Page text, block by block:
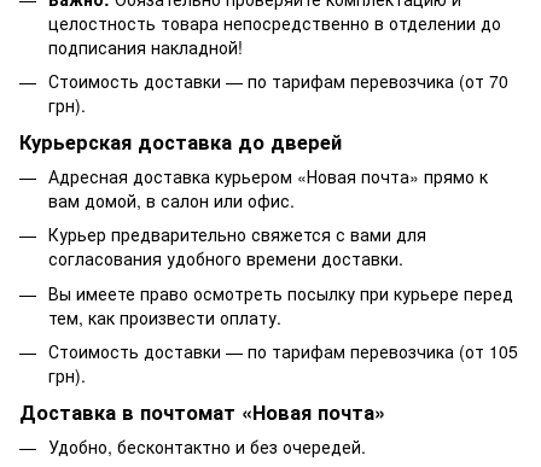
целостность товара непосредственно в отделении до
подписания накладной!
Стоимость доставки — по тарифам перевозчика (от 70
грн).
Курьерская доставка до дверей
Адресная доставка курьером «Новая почта» прямо к
вам домой, в салон или офис.
Курьер предварительно свяжется с вами для
согласования удобного времени доставки.
Вы имеете право осмотреть посылку при курьере перед
тем, как произвести оплату.
Стоимость доставки — по тарифам перевозчика (от 105
грн).
Доставка в почтомат «Новая почта»
Удобно, бесконтактно и без очередей.